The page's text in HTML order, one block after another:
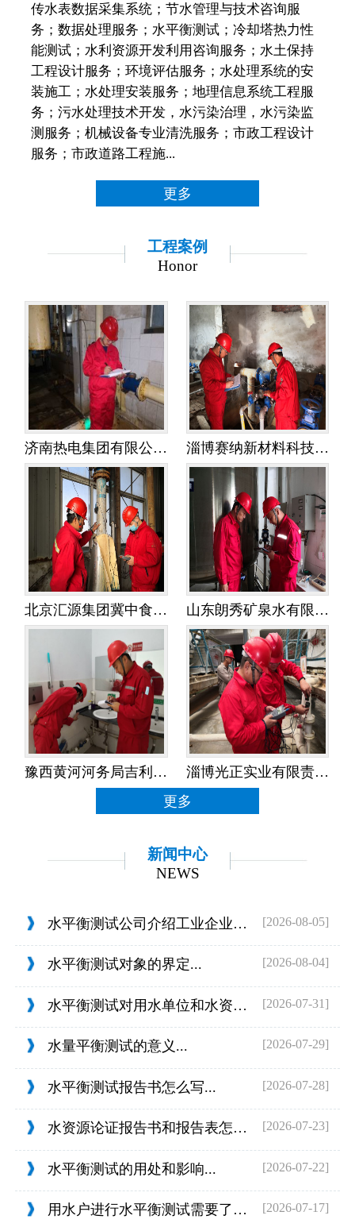
传水表数据采集系统；节水管理与技术咨询服
务；数据处理服务；水平衡测试；冷却塔热力性
能测试；水利资源开发利用咨询服务；水土保持
工程设计服务；环境评估服务；水处理系统的安
装施工；水处理安装服务；地理信息系统工程服
务；污水处理技术开发，水污染治理，水污染监
测服务；机械设备专业清洗服务；市政工程设计
服务；市政道路工程施...
更多
工程案例
Honor
济南热电集团有限公司金鸡岭热电分公司——水平衡测试 淄博赛纳新材料科技有限公司——水平衡测试
北京汇源集团冀中食品饮料有限公司——水平衡测试 山东朗秀矿泉水有限公司——水平衡测试
豫西黄河河务局吉利黄河河务局——水平衡测试
淄博光正实业有限责任公司——水平衡测试
更多
新闻中心
NEWS
水平衡测试公司介绍工业企业的用水范围... [2026-08-05]
水平衡测试对象的界定... [2026-08-04]
水平衡测试对用水单位和水资源管理的目... [2026-07-31]
水量平衡测试的意义... [2026-07-29]
水平衡测试报告书怎么写... [2026-07-28]
水资源论证报告书和报告表怎么判定... [2026-07-23]
水平衡测试的用处和影响... [2026-07-22]
用水户进行水平衡测试需要了解什么？... [2026-07-17]